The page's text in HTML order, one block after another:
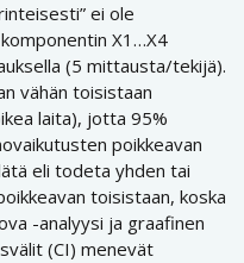
ei ole
X1…X4
(5 mittausta/tekijä).
vähän toisistaan
laita), jotta 95%
poikkeavan
eli todeta yhden tai
toisistaan, koska
-analyysi ja graafinen
(CI) menevät